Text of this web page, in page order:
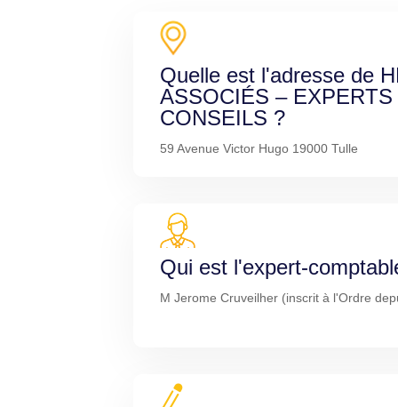
Quelle est l'adresse de
ASSOCIÉS –
CONSEILS ?
59 Avenue Victor Hugo 19000 Tulle
Qui est l'expert-
M Jerome Cruveilher (inscrit à l'Ordre